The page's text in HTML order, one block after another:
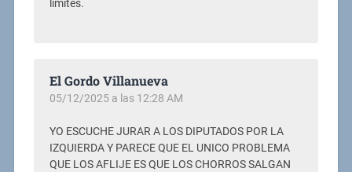
límites.
El Gordo Villanueva
05/12/2025 a las 12:28 AM
YO ESCUCHE JURAR A LOS DIPUTADOS POR LA
IZQUIERDA Y PARECE QUE EL UNICO PROBLEMA
QUE LOS AFLIJE ES QUE LOS CHORROS SALGAN